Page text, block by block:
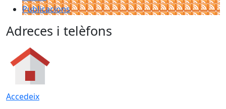
Publicacions
Adreces i telèfons
Accedeix